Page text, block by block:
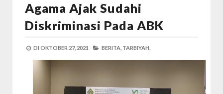
Agama Ajak Sudahi
Diskriminasi Pada ABK
DI OKTOBER 27, 2021 BERITA, TARBIYAH,